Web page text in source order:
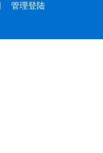
管理登陆